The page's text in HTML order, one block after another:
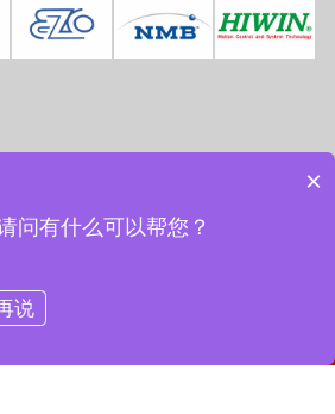
×
问有什么可以帮您？
说